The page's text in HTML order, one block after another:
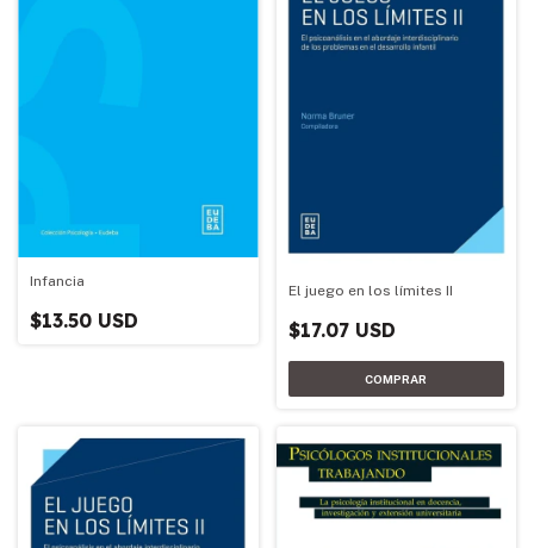
Infancia
$13.50 USD
El juego en los límites II
$17.07 USD